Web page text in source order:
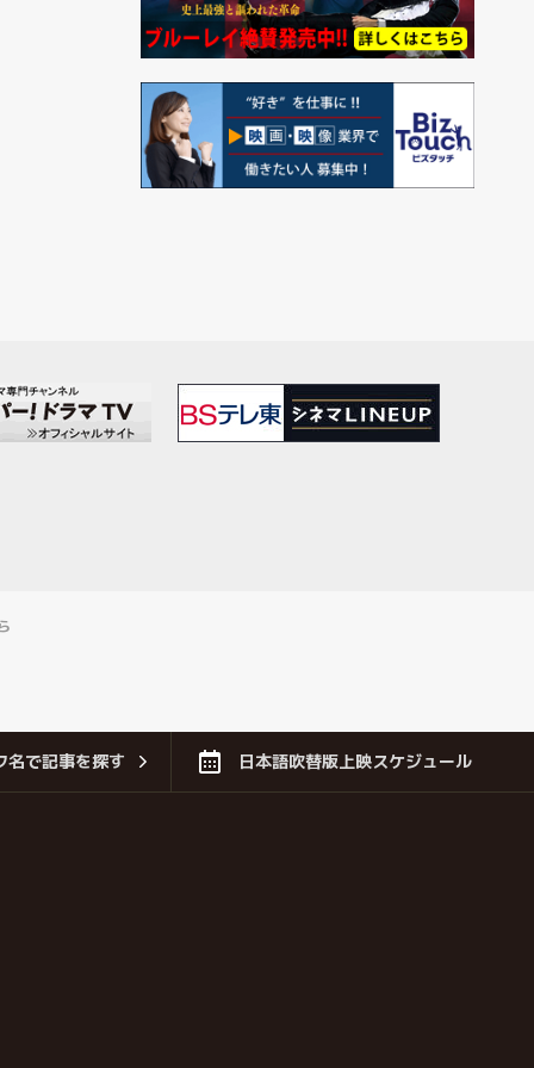
名で記事を探す 日本語吹替版上映スケジュール